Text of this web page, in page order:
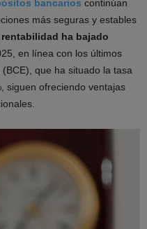
bancarios continúan
más seguras y estables
ha bajado
en línea con los últimos
que ha situado la tasa
siguen ofreciendo ventajas